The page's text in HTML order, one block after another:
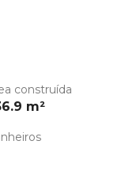
construída
m²